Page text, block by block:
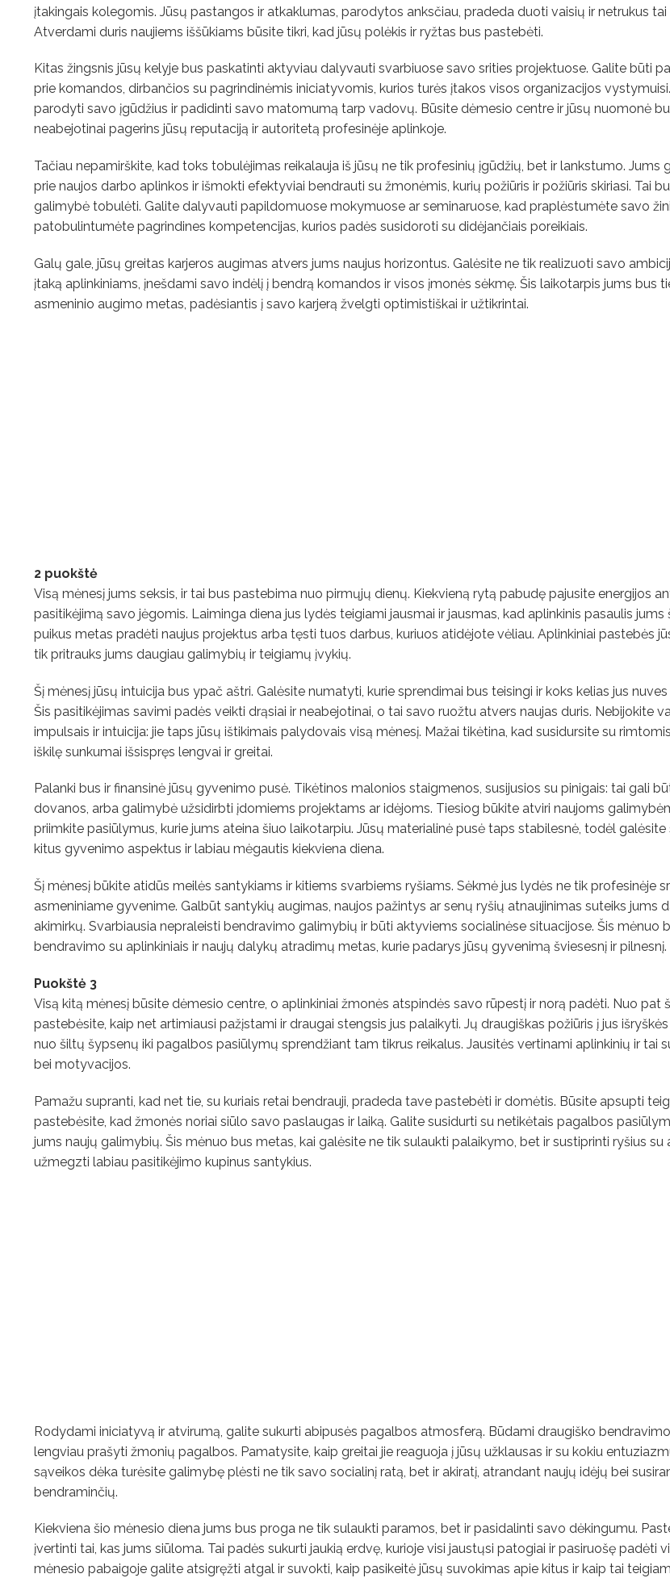
įtakingais kolegomis. Jūsų pastangos ir atkaklumas, parodytos anksčiau, pradeda duoti vaisių ir netrukus
Atverdami duris naujiems iššūkiams būsite tikri, kad jūsų polėkis ir ryžtas bus pastebėti.
Kitas žingsnis jūsų kelyje bus paskatinti aktyviau dalyvauti svarbiuose savo srities projektuose. Galite būti
prie komandos, dirbančios su pagrindinėmis iniciatyvomis, kurios turės įtakos visos organizacijos
parodyti savo įgūdžius ir padidinti savo matomumą tarp vadovų. Būsite dėmesio centre ir jūsų nuomonė
neabejotinai pagerins jūsų reputaciją ir autoritetą profesinėje aplinkoje.
Tačiau nepamirškite, kad toks tobulėjimas reikalauja iš jūsų ne tik profesinių įgūdžių, bet ir lankstumo. Jums
prie naujos darbo aplinkos ir išmokti efektyviai bendrauti su žmonėmis, kurių požiūris ir požiūris skiriasi. Tai
galimybė tobulėti. Galite dalyvauti papildomuose mokymuose ar seminaruose, kad praplėstumėte savo
patobulintumėte pagrindines kompetencijas, kurios padės susidoroti su didėjančiais poreikiais.
Galų gale, jūsų greitas karjeros augimas atvers jums naujus horizontus. Galėsite ne tik realizuoti savo
įtaką aplinkiniams, įnešdami savo indėlį į bendrą komandos ir visos įmonės sėkmę. Šis laikotarpis jums bus
asmeninio augimo metas, padėsiantis į savo karjerą žvelgti optimistiškai ir užtikrintai.
2 puokštė
Visą mėnesį jums seksis, ir tai bus pastebima nuo pirmųjų dienų. Kiekvieną rytą pabudę pajusite energijos
pasitikėjimą savo jėgomis. Laiminga diena jus lydės teigiami jausmai ir jausmas, kad aplinkinis pasaulis jums
puikus metas pradėti naujus projektus arba tęsti tuos darbus, kuriuos atidėjote vėliau. Aplinkiniai pastebės
tik pritrauks jums daugiau galimybių ir teigiamų įvykių.
Šį mėnesį jūsų intuicija bus ypač aštri. Galėsite numatyti, kurie sprendimai bus teisingi ir koks kelias jus
Šis pasitikėjimas savimi padės veikti drąsiai ir neabejotinai, o tai savo ruožtu atvers naujas duris. Nebijokite
impulsais ir intuicija: jie taps jūsų ištikimais palydovais visą mėnesį. Mažai tikėtina, kad susidursite su
iškilę sunkumai išsispręs lengvai ir greitai.
Palanki bus ir finansinė jūsų gyvenimo pusė. Tikėtinos malonios staigmenos, susijusios su pinigais: tai gali
dovanos, arba galimybė užsidirbti įdomiems projektams ar idėjoms. Tiesiog būkite atviri naujoms
priimkite pasiūlymus, kurie jums ateina šiuo laikotarpiu. Jūsų materialinė pusė taps stabilesnė, todėl
kitus gyvenimo aspektus ir labiau mėgautis kiekviena diena.
Šį mėnesį būkite atidūs meilės santykiams ir kitiems svarbiems ryšiams. Sėkmė jus lydės ne tik profesinėje
asmeniniame gyvenime. Galbūt santykių augimas, naujos pažintys ar senų ryšių atnaujinimas suteiks jums
akimirkų. Svarbiausia nepraleisti bendravimo galimybių ir būti aktyviems socialinėse situacijose. Šis mėnuo
bendravimo su aplinkiniais ir naujų dalykų atradimų metas, kurie padarys jūsų gyvenimą šviesesnį ir pilnesnį.
Puokštė 3
Visą kitą mėnesį būsite dėmesio centre, o aplinkiniai žmonės atspindės savo rūpestį ir norą padėti. Nuo pat
pastebėsite, kaip net artimiausi pažįstami ir draugai stengsis jus palaikyti. Jų draugiškas požiūris į jus
nuo ​​šiltų šypsenų iki pagalbos pasiūlymų sprendžiant tam tikrus reikalus. Jausitės vertinami aplinkinių ir tai
bei motyvacijos.
Pamažu supranti, kad net tie, su kuriais retai bendrauji, pradeda tave pastebėti ir domėtis. Būsite apsupti
pastebėsite, kad žmonės noriai siūlo savo paslaugas ir laiką. Galite susidurti su netikėtais pagalbos
jums naujų galimybių. Šis mėnuo bus metas, kai galėsite ne tik sulaukti palaikymo, bet ir sustiprinti ryšius su
užmegzti labiau pasitikėjimo kupinus santykius.
Rodydami iniciatyvą ir atvirumą, galite sukurti abipusės pagalbos atmosferą. Būdami draugiško
lengviau prašyti žmonių pagalbos. Pamatysite, kaip greitai jie reaguoja į jūsų užklausas ir su kokiu
sąveikos dėka turėsite galimybę plėsti ne tik savo socialinį ratą, bet ir akiratį, atrandant naujų idėjų bei
bendraminčių.
Kiekviena šio mėnesio diena jums bus proga ne tik sulaukti paramos, bet ir pasidalinti savo dėkingumu.
įvertinti tai, kas jums siūloma. Tai padės sukurti jaukią erdvę, kurioje visi jaustųsi patogiai ir pasiruošę padėti
mėnesio pabaigoje galite atsigręžti atgal ir suvokti, kaip pasikeitė jūsų suvokimas apie kitus ir kaip tai